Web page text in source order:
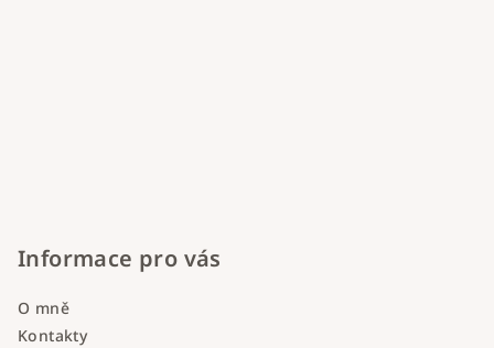
Informace pro vás
O mně
Kontakty